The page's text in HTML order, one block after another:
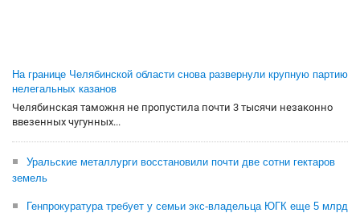
На границе Челябинской области снова развернули крупную партию
нелегальных казанов
Челябинская таможня не пропустила почти 3 тысячи незаконно
ввезенных чугунных...
Уральские металлурги восстановили почти две сотни гектаров
земель
Генпрокуратура требует у семьи экс-владельца ЮГК еще 5 млрд